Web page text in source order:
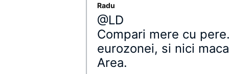
Radu
@LD
Compari mere cu
eurozonei, si nici
Area.